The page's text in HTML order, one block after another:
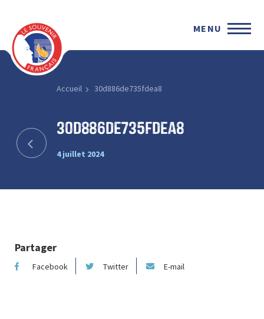
MENU
Accueil 30d886de735fdea8
30d886de735fdea8
4 juillet 2024
Partager
Facebook Twitter E-mail